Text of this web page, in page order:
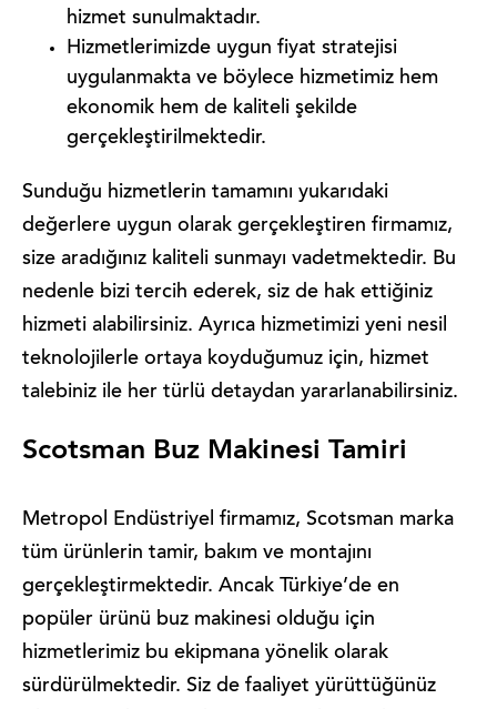
hizmet sunulmaktadır.
Hizmetlerimizde uygun fiyat stratejisi
uygulanmakta ve böylece hizmetimiz hem
ekonomik hem de kaliteli şekilde
gerçekleştirilmektedir.
Sunduğu hizmetlerin tamamını yukarıdaki
değerlere uygun olarak gerçekleştiren firmamız,
size aradığınız kaliteli sunmayı vadetmektedir. Bu
nedenle bizi tercih ederek, siz de hak ettiğiniz
hizmeti alabilirsiniz. Ayrıca hizmetimizi yeni nesil
teknolojilerle ortaya koyduğumuz için, hizmet
talebiniz ile her türlü detaydan yararlanabilirsiniz.
Scotsman Buz Makinesi Tamiri
Metropol Endüstriyel firmamız, Scotsman marka
tüm ürünlerin tamir, bakım ve montajını
gerçekleştirmektedir. Ancak Türkiye’de en
popüler ürünü buz makinesi olduğu için
hizmetlerimiz bu ekipmana yönelik olarak
sürdürülmektedir. Siz de faaliyet yürüttüğünüz